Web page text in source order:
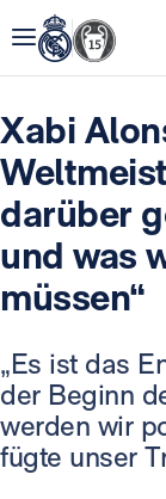
Xabi
darüber
und was
müssen“
„Es ist das
der Beginn
werden wir
fügte unser